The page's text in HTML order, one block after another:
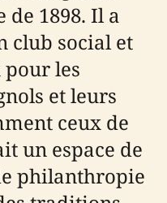
1898. Il a
club social et
les
et leurs
ceux de
un espace de
philanthropie